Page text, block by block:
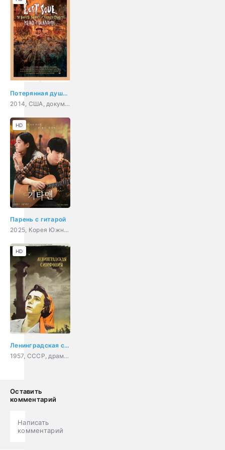
Потерянная душа: Обречённый путь «Острова доктора Моро» Ричарда Стэнли
2014, США, документальный, приключения
Парень с гитарой
2025, Корея Южная, драма, музыка
HD
Ленинградская симфония
1957, СССР, драма, военный
HD
Оставить
комментарий
Написать
комментарий